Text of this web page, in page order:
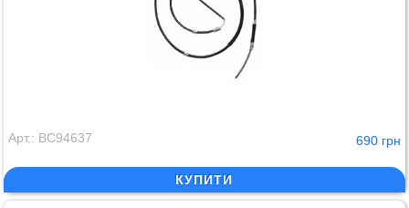
Арт.: BC94637 690 грн
КУПИТИ